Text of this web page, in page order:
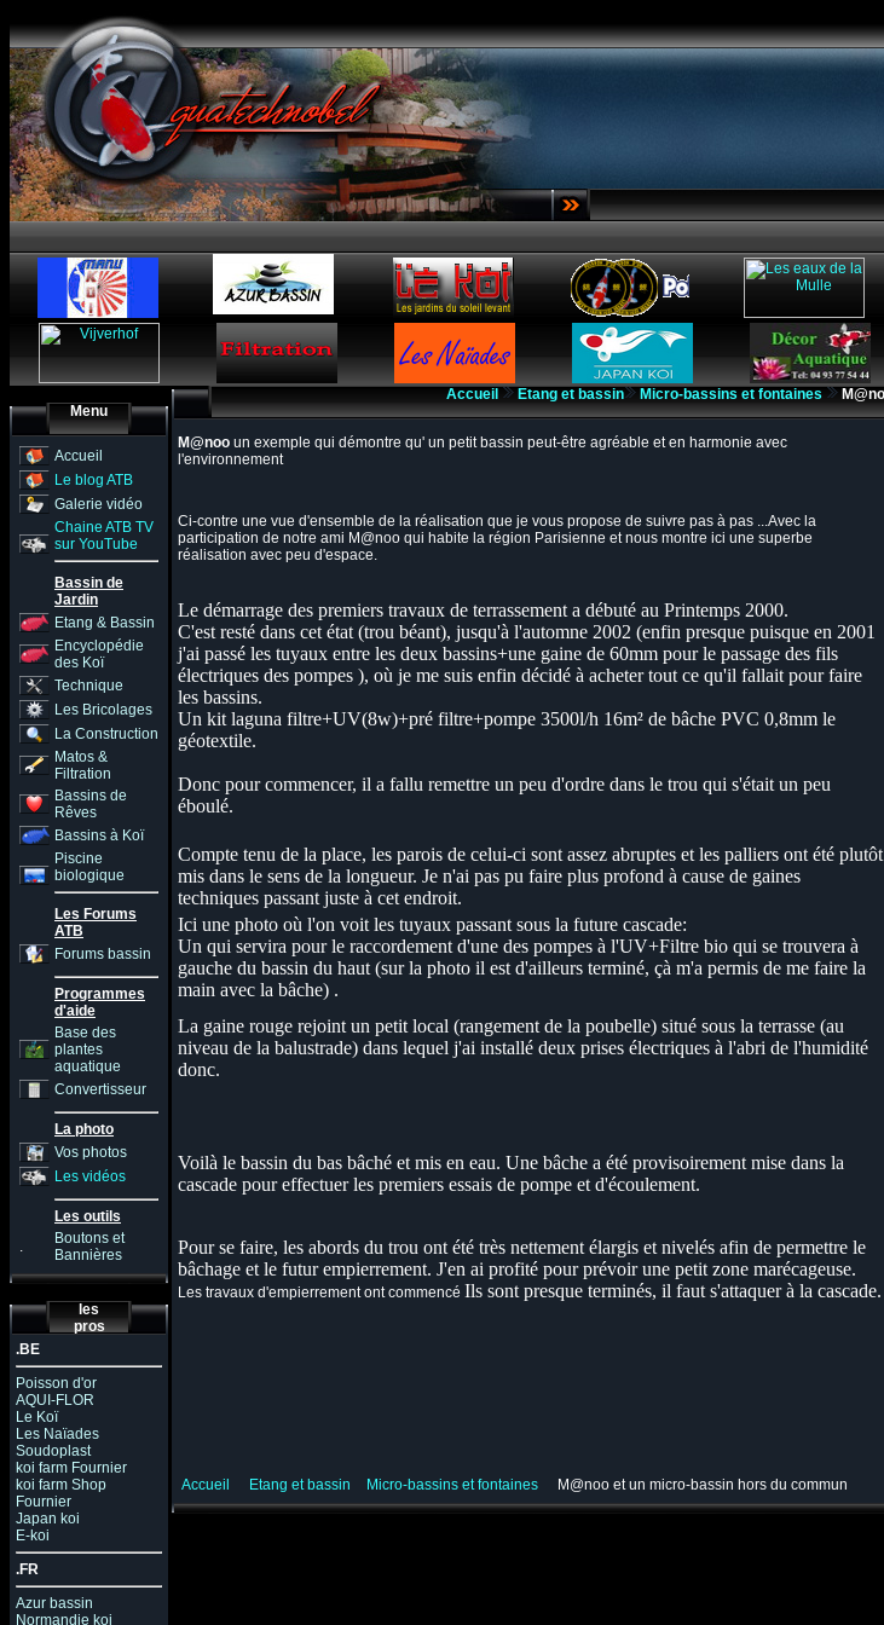
Menu
Accueil
Le blog ATB
Galerie vidéo
Chaine ATB TV
sur YouTube
Bassin de
Jardin
Etang & Bassin
Encyclopédie
des Koï
Technique
Les Bricolages
La Construction
Matos &
Filtration
Bassins de
Rêves
Bassins à Koï
Piscine
biologique
Les Forums
ATB
Forums bassin
Programmes
d'aide
Base des
plantes
aquatique
Convertisseur
La photo
Vos photos
Les vidéos
Les outils
.
Boutons et
Bannières
les
pros
.BE
Poisson d'or
AQUI-FLOR
Le Koï
Les Naïades
Soudoplast
koi farm Fournier
koi farm Shop
Fournier
Japan koi
E-koi
.FR
Azur bassin
Normandie koi
Accueil Etang et bassin Micro-bassins et fontaines
M@noo un exemple qui démontre qu' un petit bassin peut-être agréable et en harmonie avec
l'environnement
Ci-contre une vue d'ensemble de la réalisation que je vous propose de suivre pas à pas ...Avec la
participation de notre ami M@noo qui habite la région Parisienne et nous montre ici une superbe
réalisation avec peu d'espace.
Le démarrage des premiers travaux de terrassement a débuté au Printemps 2000.
C'est resté dans cet état (trou béant), jusqu'à l'automne 2002 (enfin presque puisque en 2001
j'ai passé les tuyaux entre les deux bassins+une gaine de 60mm pour le passage des fils
électriques des pompes ), où je me suis enfin décidé à acheter tout ce qu'il fallait pour faire
les bassins.
Un kit laguna filtre+UV(8w)+pré filtre+pompe 3500l/h 16m² de bâche PVC 0,8mm le
géotextile.
Donc pour commencer, il a fallu remettre un peu d'ordre dans le trou qui s'était un peu
éboulé.
Compte tenu de la place, les parois de celui-ci sont assez abruptes et les palliers ont été plutôt
mis dans le sens de la longueur. Je n'ai pas pu faire plus profond à cause de gaines
techniques passant juste à cet endroit.
Ici une photo où l'on voit les tuyaux passant sous la future cascade:
Un qui servira pour le raccordement d'une des pompes à l'UV+Filtre bio qui se trouvera à
gauche du bassin du haut (sur la photo il est d'ailleurs terminé, çà m'a permis de me faire la
main avec la bâche) .
La gaine rouge rejoint un petit local (rangement de la poubelle) situé sous la terrasse (au
niveau de la balustrade) dans lequel j'ai installé deux prises électriques à l'abri de l'humidité
donc.
Voilà le bassin du bas bâché et mis en eau. Une bâche a été provisoirement mise dans la
cascade pour effectuer les premiers essais de pompe et d'écoulement.
Pour se faire, les abords du trou ont été très nettement élargis et nivelés afin de permettre le
bâchage et le futur empierrement. J'en ai profité pour prévoir une petit zone marécageuse.
Les travaux d'empierrement ont commencé Ils sont presque terminés, il faut s'attaquer à la cascade.
Accueil Etang et bassin Micro-bassins et fontaines M@noo et un micro-bassin hors du commun